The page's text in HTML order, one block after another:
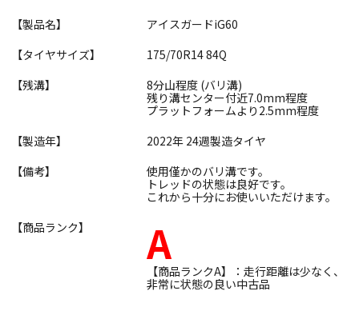
【製品名】
アイスガードiG60
【タイヤサイズ】
175/70R14 84Q
【残溝】
8分山程度 (バリ溝)
残り溝センター付近7.0mm程度
プラットフォームより2.5mm程度
【製造年】
2022年 24週製造タイヤ
【備考】
使用僅かのバリ溝です。
トレッドの状態は良好です。
これから十分にお使いいただけます。
【商品ランク】
A
【商品ランクA】：走行距離は少なく、
非常に状態の良い中古品